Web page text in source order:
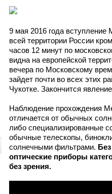
9 мая 2016 года
всей территории России
часов 12 минут по
видна на европейской
вечера по Московскому
зайдет почти во всех этих
Чукотке. Закончится
Наблюдение прохождения
отличается от обычных
либо специализированные
обычные телескопы,
солнечными фильтрами.
оптические приборы
без зрения.